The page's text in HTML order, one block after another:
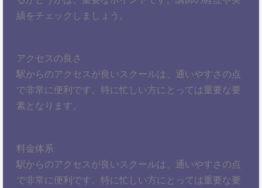
績をチェックしましょう。
アクセスの良さ
駅からのアクセスが良いスクールは、通いやすさの点
で非常に便利です。特に忙しい方にとっては重要な要
素となります。
料金体系
駅からのアクセスが良いスクールは、通いやすさの点
で非常に便利です。特に忙しい方にとっては重要な要